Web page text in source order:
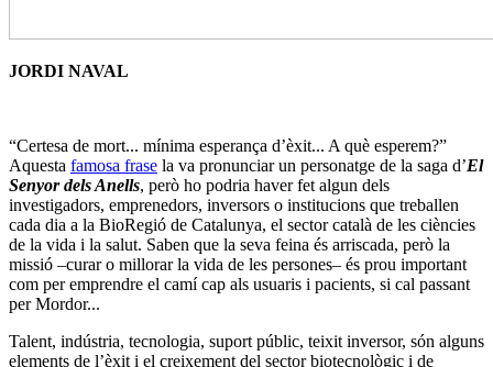
JORDI NAVAL
“Certesa de mort... mínima esperança d’èxit... A què esperem?”
Aquesta famosa frase la va pronunciar un personatge de la saga d’El
Senyor dels Anells, però ho podria haver fet algun dels
investigadors, emprenedors, inversors o institucions que treballen
cada dia a la BioRegió de Catalunya, el sector català de les ciències
de la vida i la salut. Saben que la seva feina és arriscada, però la
missió –curar o millorar la vida de les persones– és prou important
com per emprendre el camí cap als usuaris i pacients, si cal passant
per Mordor...
Talent, indústria, tecnologia, suport públic, teixit inversor, són alguns
elements de l’èxit i el creixement del sector biotecnològic i de